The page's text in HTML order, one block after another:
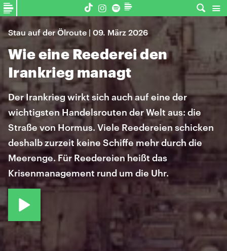
Stau auf der Ölroute | 09. März 2026
Wie eine Reederei den
Irankrieg managt
Der Irankrieg wirkt sich auch auf eine der
wichtigsten Handelsrouten der Welt aus: die
Straße von Hormus. Viele Reedereien schicken
deshalb zurzeit keine Schiffe mehr durch die
Meerenge. Für Reedereien heißt das
Krisenmanagement rund um die Uhr.